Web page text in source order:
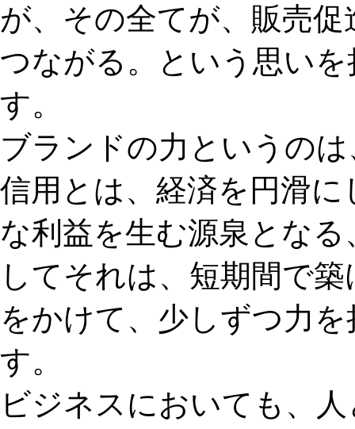
が、その全てが、販売
つながる。という思い
す。
ブランドの力というの
信用とは、経済を円滑
な利益を生む源泉とな
してそれは、短期間で
をかけて、少しずつ力
す。
ビジネスにおいても、